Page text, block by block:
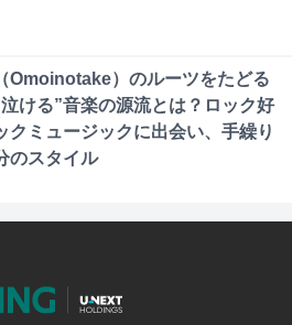
Omoinotake）のルーツをたどる
泣ける”音楽の源流とは？ロック好
クミュージックに出会い、手繰り
のスタイル